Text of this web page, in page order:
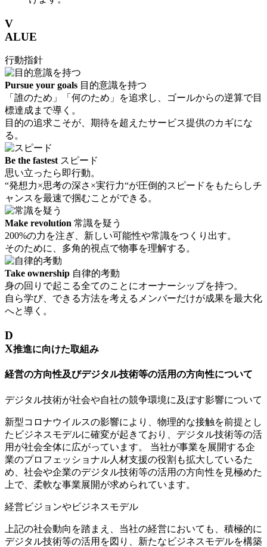
V
ALUE
行動指針
Pursue your goals 目的意識を持つ
「誰のため」「何のため」を追求し、ゴールからの逆算で目
標達成まで導く。
目的の追求こそが、期待を超えたサービス提供のカギにな
る。
Be the fastest スピード
思い立ったら即行動。
“発想力×思考の深さ×実行力“が圧倒的スピードをもたらしチ
ャンスを最速で掴むことができる。
Make revolution 常識を疑う
200%の力を注ぎ、新しい可能性や常識をつくり出す。
そのために、多角的視点で物事を理解する。
Take ownership 自律的考動
身の回りで起こる全てのことにオーナーシップを持つ。
自ら学び、できる方法を考えるメンバーだけが成果を最大化
へと導く。
D
X推進に向けた取組み
経営の方向性及びデジタル技術等の活用の方向性について
デジタル技術が社会や自社の競争環境に及ぼす影響について
新型コロナウイルスの影響により、物理的な接触を前提とし
たビジネスモデルに確変が起きており、デジタル技術等の活
用が社会全体に広がっています。 当社が事業を展開する企
業のプロフェッショナル人材支援の役割も拡大しているた
め、社会や企業のデジタル技術等の活用の方向性を見極めた
上で、柔軟な事業展開が求められています。
経営ビジョンやビジネスモデル
上記の社会動向を踏まえ、当社の経営においても、積極的に
デジタル技術等の活用を図り、新たなビジネスモデルを構築